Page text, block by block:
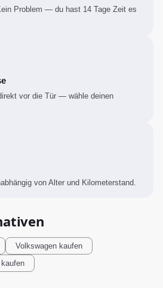
Problem — du hast 14 Tage Zeit es
vor die Tür — wähle deinen
von Alter und Kilometerstand.
Volkswagen kaufen
kaufen